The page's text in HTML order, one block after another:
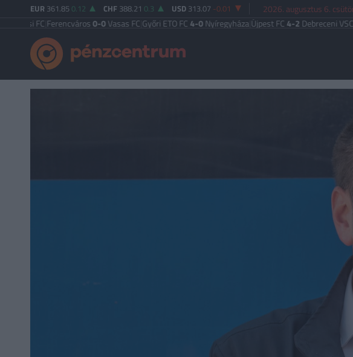
EUR 361.85 0.12 CHF 388.21 0.3 USD 313.07 -0.01 2026. augusztus 6.
Ferencváros0-0Vasas FC|Győri ETO FC4-0Nyíregyháza|Újpest FC4-2Debreceni VSC|